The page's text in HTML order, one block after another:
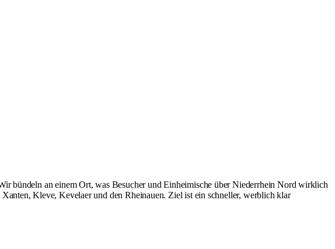
bündeln an einem Ort, was Besucher und Einheimische über Niederrhein Nord wirklich
Kleve, Kevelaer und den Rheinauen. Ziel ist ein schneller, werblich klar